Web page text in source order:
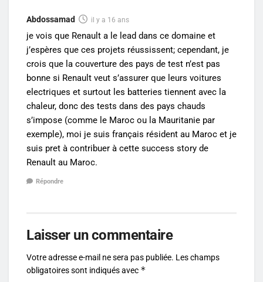
Abdossamad il y a 16 ans
je vois que Renault a le lead dans ce domaine et
j’espères que ces projets réussissent; cependant, je
crois que la couverture des pays de test n’est pas
bonne si Renault veut s’assurer que leurs voitures
electriques et surtout les batteries tiennent avec la
chaleur, donc des tests dans des pays chauds
s’impose (comme le Maroc ou la Mauritanie par
exemple), moi je suis français résident au Maroc et je
suis pret à contribuer à cette success story de
Renault au Maroc.
Répondre
Laisser un commentaire
Votre adresse e-mail ne sera pas publiée. Les champs
obligatoires sont indiqués avec *